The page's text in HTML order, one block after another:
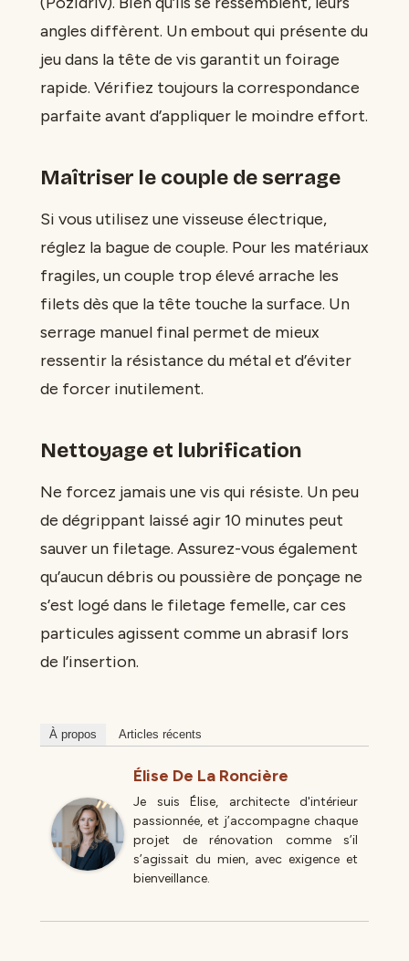
angles diffèrent. Un embout qui présente du
jeu dans la tête de vis garantit un foirage
rapide. Vérifiez toujours la correspondance
parfaite avant d’appliquer le moindre effort.
Maîtriser le couple de serrage
Si vous utilisez une visseuse électrique,
réglez la bague de couple. Pour les matériaux
fragiles, un couple trop élevé arrache les
filets dès que la tête touche la surface. Un
serrage manuel final permet de mieux
ressentir la résistance du métal et d’éviter
de forcer inutilement.
Nettoyage et lubrification
Ne forcez jamais une vis qui résiste. Un peu
de dégrippant laissé agir 10 minutes peut
sauver un filetage. Assurez-vous également
qu’aucun débris ou poussière de ponçage ne
s’est logé dans le filetage femelle, car ces
particules agissent comme un abrasif lors
de l’insertion.
À propos Articles récents
Élise De La Roncière
Je suis Élise, architecte d'intérieur
passionnée, et j’accompagne chaque
projet de rénovation comme s’il
s’agissait du mien, avec exigence et
bienveillance.